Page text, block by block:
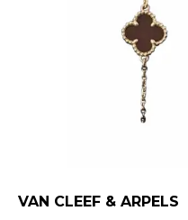
VAN CLEEF & ARPELS